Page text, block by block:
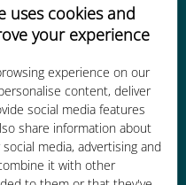
uses cookies and
your experience
experience on our
content, deliver
social media features
share information about
media, advertising and
it with other
dolaşım
kadar daha